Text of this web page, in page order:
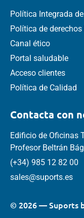
Política Integrada
Política de
Canal ético
Portal saludable
Acceso clientes
Política de Calidad
Contacta con
Edificio de Oficinas
Profesor Beltrán
(+34) 985 12 82 00
sales@suports.es
© 2026 — Suports